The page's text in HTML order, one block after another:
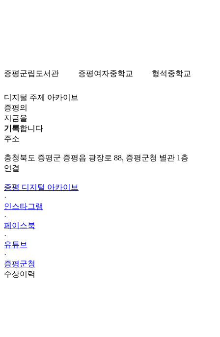
증평군립도서관 증평여자중학교 형석중학교
디지털 주제 아카이브
증평의
지금을
기록합니다
주소
충청북도 증평군 증평읍 광장로 88, 증평군청 별관 1층
연결
증평 디지털 아카이브
·
인스타그램
·
페이스북
·
유튜브
·
증평군청
수상이력